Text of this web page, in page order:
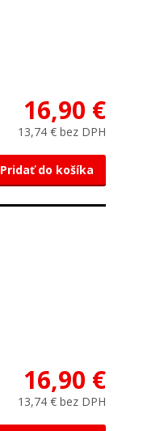
16,90 €
13,74 € bez DPH
Pridať do košíka
16,90 €
13,74 € bez DPH